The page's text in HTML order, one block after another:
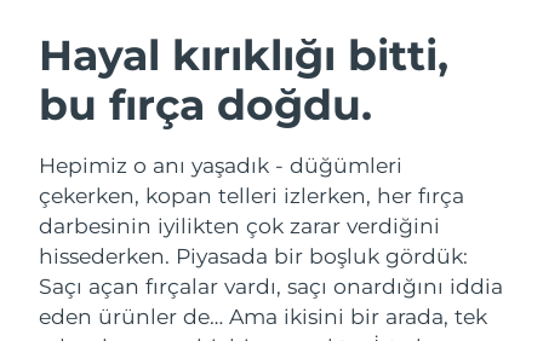
Hayal kırıklığı bitti,
bu fırça doğdu.
Hepimiz o anı yaşadık - düğümleri
çekerken, kopan telleri izlerken, her fırça
darbesinin iyilikten çok zarar verdiğini
hissederken. Piyasada bir boşluk gördük:
Saçı açan fırçalar vardı, saçı onardığını iddia
eden ürünler de… Ama ikisini bir arada, tek
LUNA™ 4 seti
Anti-aging massage
LUNA™ 4 Plus
BEAR™ 2 seti
Microcurrent toning
BEAR™ 2 go
Nemlendirme
UFO™ 3 seti
Ağız bakımı
issa™ 4
Avusturya Tahmini teslim tarihi
Bahreyn Tahmini teslim tarihi
Belçika Tahmini teslim tarihi
Bermuda Tahmini teslim tarihi
Bosna-Hersek Tahmini teslim tarihi 8/14/26